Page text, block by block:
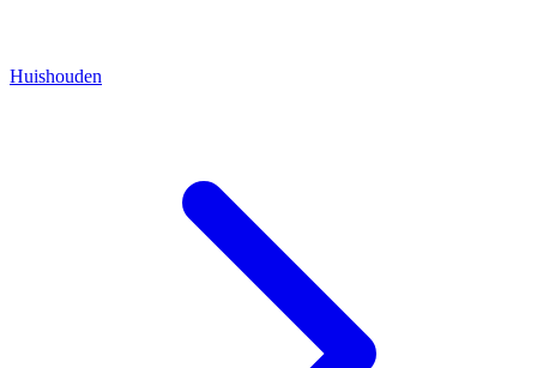
Huishouden